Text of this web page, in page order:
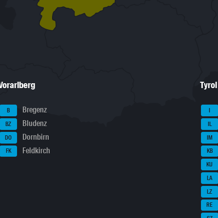
B Bregenz
BZ Bludenz
DO Dornbirn
FK Feldkirch
Tyrol
I
IL
IM
KB
KU
LA
LZ
RE